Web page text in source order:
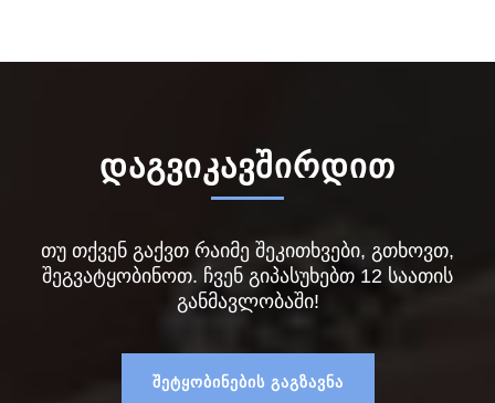
ᲓᲐᲒᲕᲘᲙᲐᲕᲨᲘᲠᲓᲘᲗ
თუ თქვენ გაქვთ რაიმე შეკითხვები, გთხოვთ,
შეგვატყობინოთ. ჩვენ გიპასუხებთ 12 საათის
განმავლობაში!
ᲨᲔᲢᲧᲝᲑᲘᲜᲔᲑᲘᲡ ᲒᲐᲒᲖᲐᲕᲜᲐ